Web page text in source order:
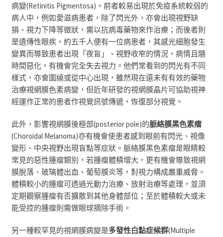
病變(Retinitis Pigmentosa) 。前者較易出現於免疫系統較弱的
病人中，例如愛滋病患者，除了閃光外，亦會出現視野缺
損、視力下降等徵狀，需以抗病毒藥物來作治療；而後者則
是遺傳性眼疾，約五千人便有一位病患者，其感光細胞發生
變異而導致患者出現「夜盲」、視野收窄的情況，病情且隨
時間惡化，有機會完全失去視力 。 他們常看到的閃光有不同
樣式，亦會圍繞或從中心出現，雖然現在還未有有效的藥物
治療視網膜色素病變，但近年研發的視網膜晶片可協助視神
經運作正常的患者作視覺訊號傳遞，恢復部分視覺。
此外，影響視網膜後極部(posterior pole)的脈絡膜黑色素瘤
(Choroidal Melanoma)亦有機會使患者感到眼前有閃光、視像
變形、中央視野出現盲點等症狀。脈絡膜黑色素瘤是眼睛較
常見的惡性腫瘤類別，若腫瘤體積增大，更有機會導致視網
膜脫落、玻璃體出血、葡萄膜炎等， 對視力構成嚴重威脅 。
體積較小的腫瘤可透過光動力治療、放射治療等處理 ， 並須
定期觀察腫瘤有否擴散到其他身體部位 ； 至於體積較大或未
能受控的腫瘤則需做眼球摘除手術。
另一種較罕見的視網膜病變是多發性白點症候群(Multiple